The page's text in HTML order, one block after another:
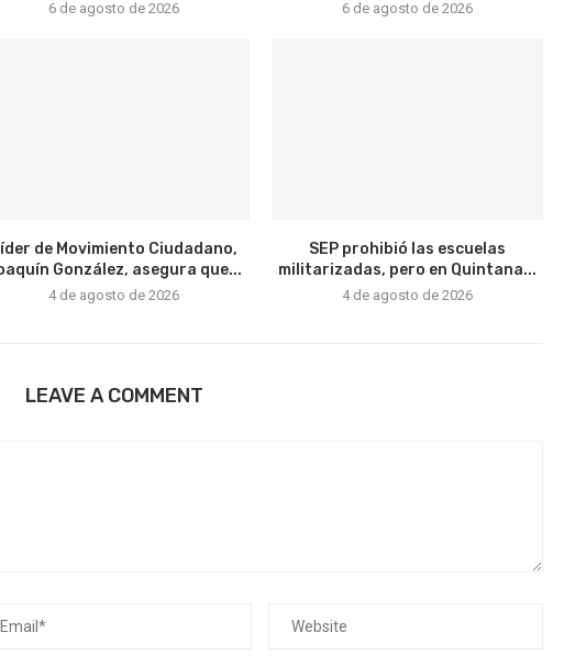
6 de agosto de 2026 6 de agosto de 2026
de Movimiento Ciudadano,
González, asegura que...
4 de agosto de 2026
SEP prohibió las escuelas
militarizadas, pero en Quintana...
4 de agosto de 2026
LEAVE A COMMENT